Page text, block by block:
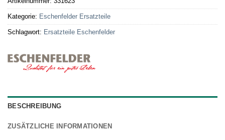
Kategorie: Eschenfelder Ersatzteile
Schlagwort: Ersatzteile Eschenfelder
BESCHREIBUNG
ZUSÄTZLICHE INFORMATIONEN